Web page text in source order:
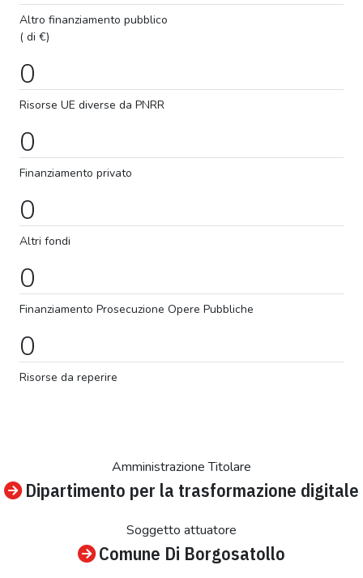
Altro finanziamento pubblico
( di €)
0
Risorse UE diverse da PNRR
0
Finanziamento privato
0
Altri fondi
0
Finanziamento Prosecuzione Opere Pubbliche
0
Risorse da reperire
Amministrazione Titolare
Dipartimento per la trasformazione digitale
Soggetto attuatore
Comune Di Borgosatollo